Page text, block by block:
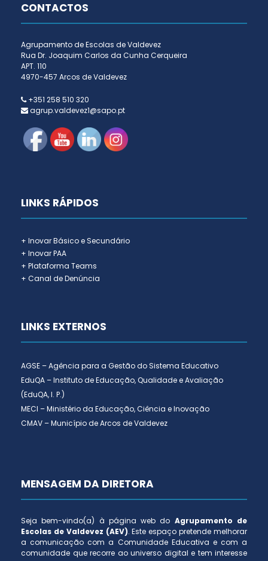
CONTACTOS
Agrupamento de Escolas de Valdevez
Rua Dr. Joaquim Carlos da Cunha Cerqueira
APT. 110
4970-457 Arcos de Valdevez
+351 258 510 320
agrup.valdevez1@sapo.pt
LINKS RÁPIDOS
+ Inovar Básico e Secundário
+ Inovar PAA
+ Plataforma Teams
+ Canal de Denúncia
LINKS EXTERNOS
AGSE – Agência para a Gestão do Sistema Educativo
EduQA – Instituto de Educação, Qualidade e Avaliação
(EduQA, I. P.)
MECI – Ministério da Educação, Ciência e Inovação
CMAV – Município de Arcos de Valdevez
MENSAGEM DA DIRETORA
Seja bem-vindo(a) à página web do Agrupamento de
Escolas de Valdevez (AEV). Este espaço pretende melhorar
a comunicação com a Comunidade Educativa e com a
comunidade que recorre ao universo digital e tem interesse